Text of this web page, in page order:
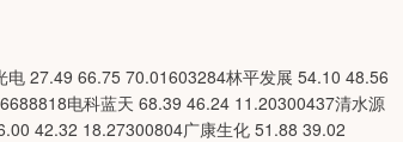
27.49 66.75 70.01603284林平发展 54.10 48.56
电科蓝天 68.39 46.24 11.20300437清水源
42.32 18.27300804广康生化 51.88 39.02